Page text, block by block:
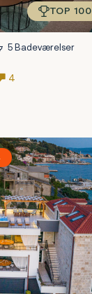
TOP 100
5 Badeværelser
4